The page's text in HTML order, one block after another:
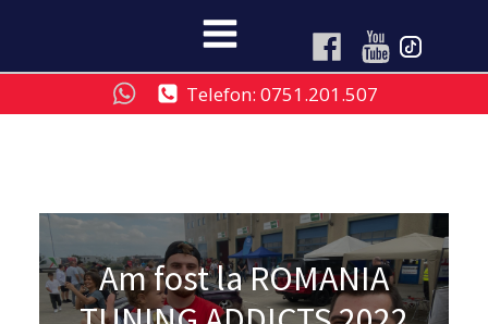
Telefon: 0751.201.507
Am fost la ROMANIA